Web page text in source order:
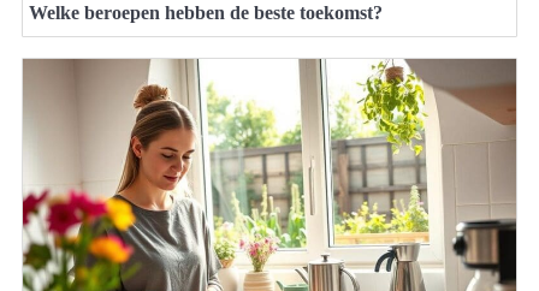
Welke beroepen hebben de beste toekomst?